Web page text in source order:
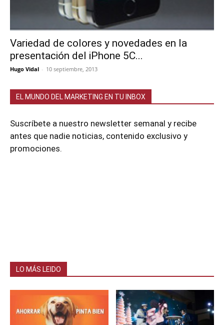
Variedad de colores y novedades en la
presentación del iPhone 5C...
Hugo Vidal - 10 septiembre, 2013
EL MUNDO DEL MARKETING EN TU INBOX
Suscríbete a nuestro newsletter semanal y recibe
antes que nadie noticias, contenido exclusivo y
promociones.
LO MÁS LEIDO